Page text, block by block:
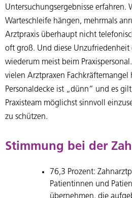
Untersuchungsergebnisse erfahren.
Warteschleife hängen, mehrmals
Arztpraxis überhaupt nicht
oft groß. Und diese Unzufriedenheit
wiederum meist beim
vielen Arztpraxen Fachkräftemangel
Personaldecke ist „dünn“ und es
Praxisteam möglichst sinnvoll
zu schützen.
Stimmung bei der
76,3 Prozent:
Patientinnen und